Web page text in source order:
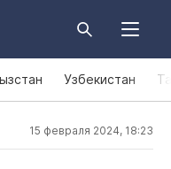
Узбекистан
15 февраля 2024, 18:23